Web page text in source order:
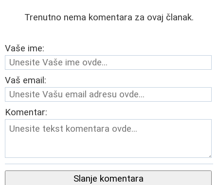
Trenutno nema komentara za ovaj članak.
Vaše ime:
Vaš email:
Komentar:
Slanje komentara